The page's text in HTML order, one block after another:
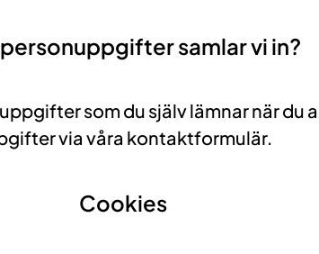
samlar vi in?
som du själv lämnar när du
via våra kontaktformulär.
Cookies